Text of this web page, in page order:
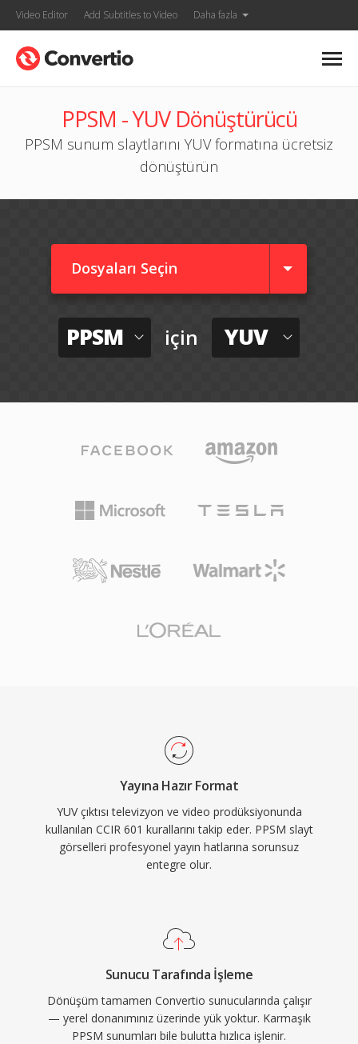
Video Editor Add Subtitles to Video Daha fazla
PPSM - YUV Dönüştürücü
PPSM sunum slaytlarını YUV formatına ücretsiz
dönüştürün
Dosyaları Seçin
PPSM için YUV
Yayına Hazır Format
YUV çıktısı televizyon ve video prodüksiyonunda
kullanılan CCIR 601 kurallarını takip eder. PPSM slayt
görselleri profesyonel yayın hatlarına sorunsuz
entegre olur.
Sunucu Tarafında İşleme
Dönüşüm tamamen Convertio sunucularında çalışır
— yerel donanımınız üzerinde yük yoktur. Karmaşık
PPSM sunumları bile bulutta hızlıca işlenir.